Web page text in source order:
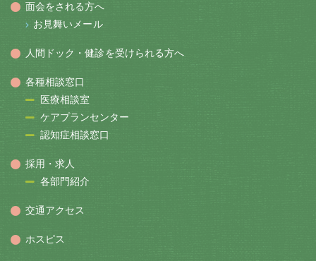
面会をされる方へ
お見舞いメール
人間ドック・健診を受けられる方へ
各種相談窓口
医療相談室
ケアプランセンター
認知症相談窓口
採用・求人
各部門紹介
交通アクセス
ホスピス